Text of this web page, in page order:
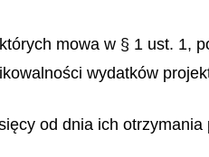
mowa w § 1 ust. 1,
wydatków
od dnia ich